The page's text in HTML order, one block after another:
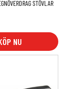
STÖVLAR
NU